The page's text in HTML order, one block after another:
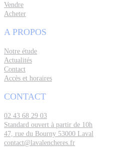
Vendre
Acheter
A PROPOS
Notre étude
Actualités
Contact
Accès et horaires
CONTACT
02 43 68 29 03
Standard ouvert à partir de 10h
47, rue du Bourny 53000 Laval
contact@lavalencheres.fr